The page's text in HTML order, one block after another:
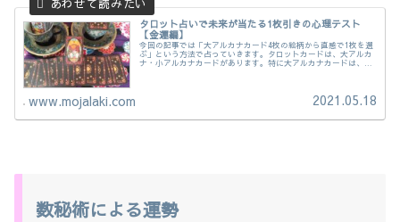
タロット占いで未来が当たる1枚引きの心理テスト
【金運編】
今回の記事では「大アルカナカード4枚の絵柄から直感で1枚を選
ぶ」という方法で占っていきます。タロットカードは、大アルカ
ナ・小アルカナカードがあります。特に大アルカナカードは、神
www.mojalaki.com 2021.05.18
数秘術による運勢